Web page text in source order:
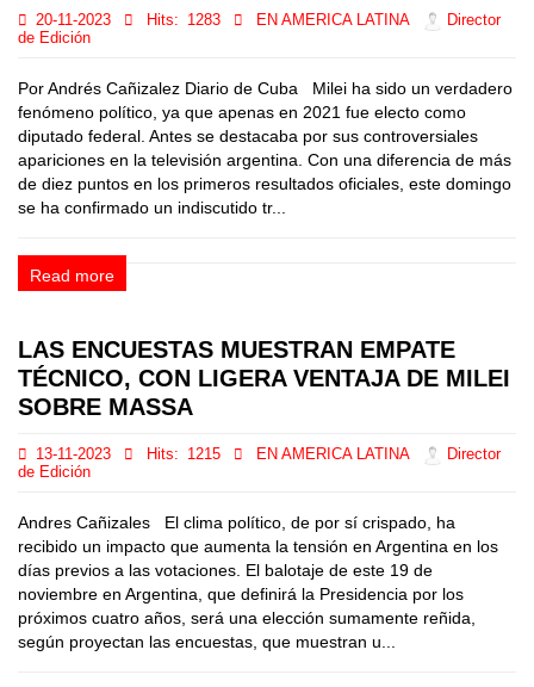
20-11-2023 Hits: 1283 EN AMERICA LATINA
Director
de Edición
Por Andrés Cañizalez Diario de Cuba Milei ha sido un verdadero
fenómeno político, ya que apenas en 2021 fue electo como
diputado federal. Antes se destacaba por sus controversiales
apariciones en la televisión argentina. Con una diferencia de más
de diez puntos en los primeros resultados oficiales, este domingo
se ha confirmado un indiscutido tr...
Read more
LAS ENCUESTAS MUESTRAN EMPATE
TÉCNICO, CON LIGERA VENTAJA DE MILEI
SOBRE MASSA
13-11-2023 Hits: 1215 EN AMERICA LATINA
Director
de Edición
Andres Cañizales El clima político, de por sí crispado, ha
recibido un impacto que aumenta la tensión en Argentina en los
días previos a las votaciones. El balotaje de este 19 de
noviembre en Argentina, que definirá la Presidencia por los
próximos cuatro años, será una elección sumamente reñida,
según proyectan las encuestas, que muestran u...